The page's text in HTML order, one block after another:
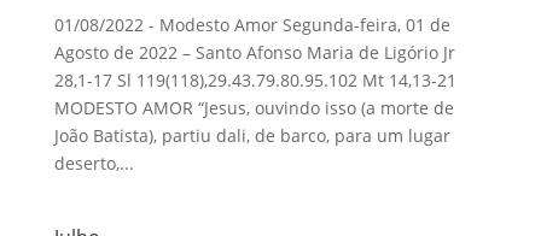
01/08/2022 - Modesto Amor Segunda-feira, 01 de
Agosto de 2022 – Santo Afonso Maria de Ligório Jr
28,1-17 Sl 119(118),29.43.79.80.95.102 Mt 14,13-21
MODESTO AMOR “Jesus, ouvindo isso (a morte de
João Batista), partiu dali, de barco, para um lugar
deserto,...